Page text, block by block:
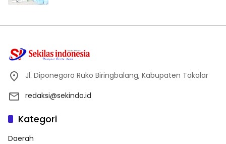
Jl. Diponegoro Ruko Biringbalang, Kabupaten Takalar
redaksi@sekindo.id
Kategori
Daerah